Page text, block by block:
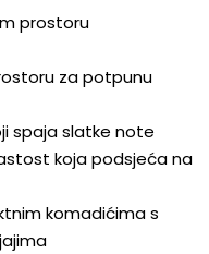
prostoru
za potpunu
spaja slatke note
koja podsjeća na
komadićima s